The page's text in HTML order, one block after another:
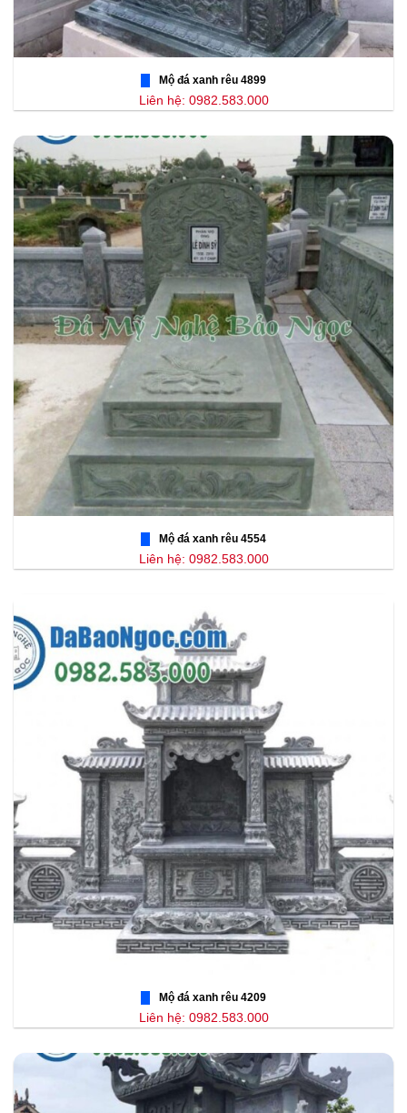
Mộ đá xanh rêu 4899
Liên hệ: 0982.583.000
Mộ đá xanh rêu 4554
Liên hệ: 0982.583.000
Mộ đá xanh rêu 4209
Liên hệ: 0982.583.000